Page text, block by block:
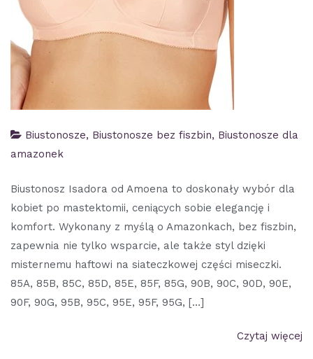
Biustonosze, Biustonosze bez fiszbin, Biustonosze dla
amazonek
Biustonosz Isadora od Amoena to doskonały wybór dla
kobiet po mastektomii, ceniących sobie elegancję i
komfort. Wykonany z myślą o Amazonkach, bez fiszbin,
zapewnia nie tylko wsparcie, ale także styl dzięki
misternemu haftowi na siateczkowej części miseczki.
85A, 85B, 85C, 85D, 85E, 85F, 85G, 90B, 90C, 90D, 90E,
90F, 90G, 95B, 95C, 95E, 95F, 95G, […]
Czytaj więcej